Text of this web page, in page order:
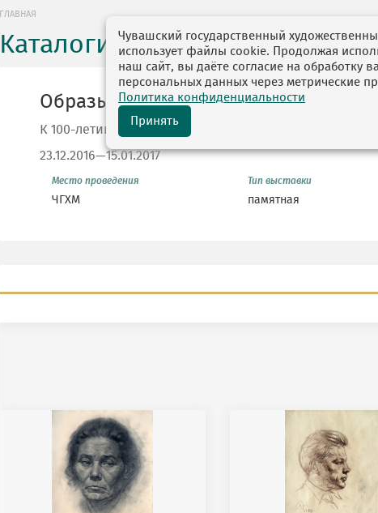
ГЛАВНАЯ
Каталоги выставок
Образы Родины
К 100-летию художников-педагогов А.М.
23.12.2016—15.01.2017
Место проведения
ЧГХМ
Тип выставки
памятная
Чувашский государственный
использует файлы cookie. Продолжая
наш сайт, вы даёте согласие на обработку
персональных данных через метрические
Политика конфиденциальности
Принять